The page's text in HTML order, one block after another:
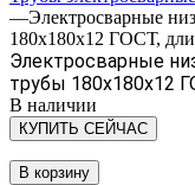
—Электросварные
180х180х12 ГОСТ,
Электросварные
трубы 180х180х12
В наличии
КУПИТЬ СЕЙЧАС
В корзину